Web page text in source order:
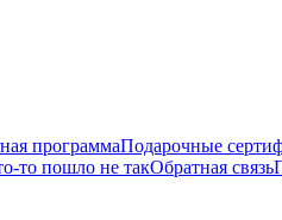
программаПодарочные
то пошло не такОбратная связь